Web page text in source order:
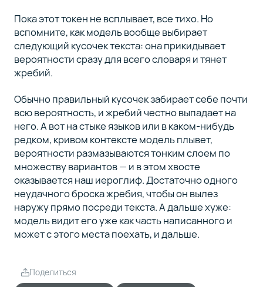
Пока этот токен не всплывает, все тихо. Но
вспомните, как модель вообще выбирает
следующий кусочек текста: она прикидывает
вероятности сразу для всего словаря и тянет
жребий.
Обычно правильный кусочек забирает себе почти
всю вероятность, и жребий честно выпадает на
него. А вот на стыке языков или в каком-нибудь
редком, кривом контексте модель плывет,
вероятности размазываются тонким слоем по
множеству вариантов — и в этом хвосте
оказывается наш иероглиф. Достаточно одного
неудачного броска жребия, чтобы он вылез
наружу прямо посреди текста. А дальше хуже:
модель видит его уже как часть написанного и
может с этого места поехать, и дальше.
Поделиться